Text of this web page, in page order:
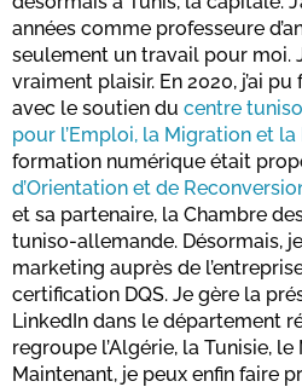
années comme professeure
seulement un travail pour moi.
vraiment plaisir. En 2020, j’ai
avec le soutien du centre
pour l’Emploi, la Migration et
formation numérique était
d’Orientation et de
et sa partenaire, la Chambre
tuniso-allemande. Désormais,
marketing auprès de
certification DQS. Je gère la
LinkedIn dans le département
regroupe l’Algérie, la Tunisie,
Maintenant, je peux enfin faire